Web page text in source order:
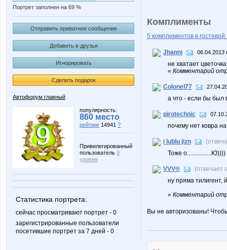
Портрет заполнен на 69 %
Отправить приватное сообщение
Добавить в друзья
Игнорировать
Сделать подарок
Автофорум главный
популярность:
860 место
рейтинг 14941 ?
Привилегированный
пользователь 9
уровня
Статистика портрета:
сейчас просматривают портрет - 0
зарегистрированные пользователи
посетившие портрет за 7 дней - 0
Комплименты
5 комплиментов в гостевой
Jhanni 06.04.2013
не хватает
« Комментарий
Colonel77
а что - если бы
pirotechnic
почему нет ковра
i lublu jizn
Тоже о................Ю))))
VVV®
(отвечает
ну пряма тилигент,
« Комментарий
Вы не авторизованы!